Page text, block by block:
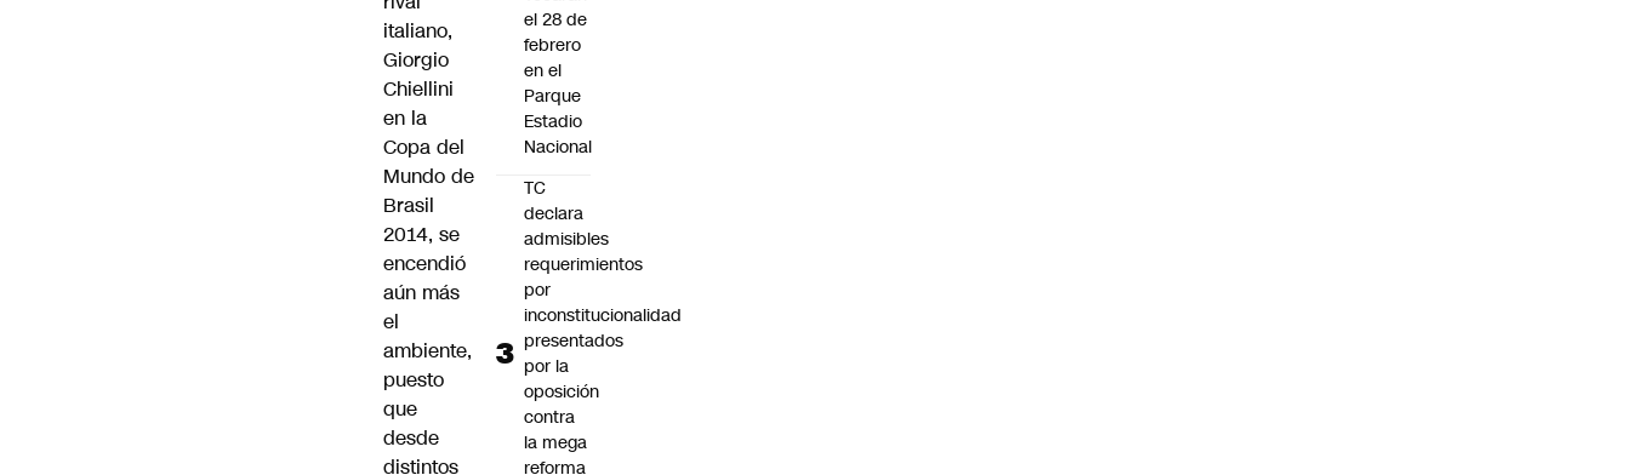
italiano,
Giorgio
Chiellini
en la
Copa del
Mundo de
Brasil
2014, se
encendió
aún más
el
ambiente,
puesto
que
desde
distintos
el 28 de
febrero
en el
Parque
Estadio
Nacional
TC
declara
admisibles
requerimientos
por
inconstitucionalidad
presentados
por la
oposición
contra
la mega
reforma